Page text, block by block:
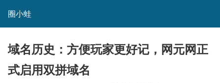
圈小蛙
域名历史：方便玩家更好记，网元网正
式启用双拼域名